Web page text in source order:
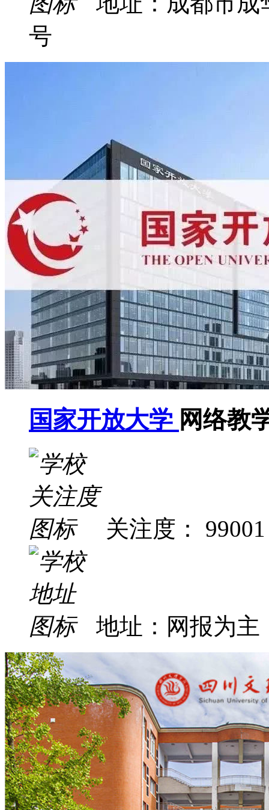
号
国家开放大学 网络教
关注度： 99001
地址：网报为主